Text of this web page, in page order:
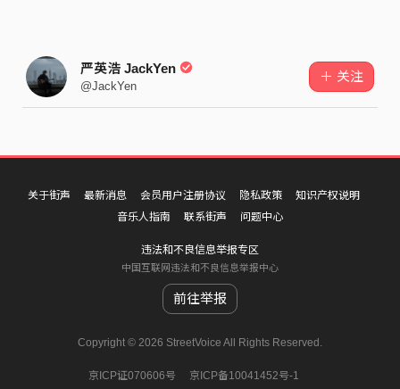
严英浩 JackYen
@JackYen
＋ 关注
关于街声 最新消息 会员用户注册协议 隐私政策
知识产权说明
音乐人指南
联系街声 问题中心
违法和不良信息举报专区
中国互联网违法和不良信息举报中心
前往举报
Copyright © 2026 StreetVoice All Rights Reserved.
京ICP证070606号 京ICP备10041452号-1